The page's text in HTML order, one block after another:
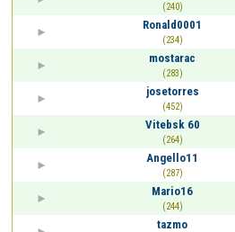
(240)
Ronald0001
(234)
mostarac
(283)
josetorres
(452)
Vitebsk 60
(264)
Angello11
(287)
Mario16
(244)
tazmo